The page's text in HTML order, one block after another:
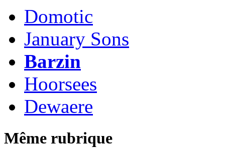
Domotic
January Sons
Barzin
Hoorsees
Dewaere
Même rubrique